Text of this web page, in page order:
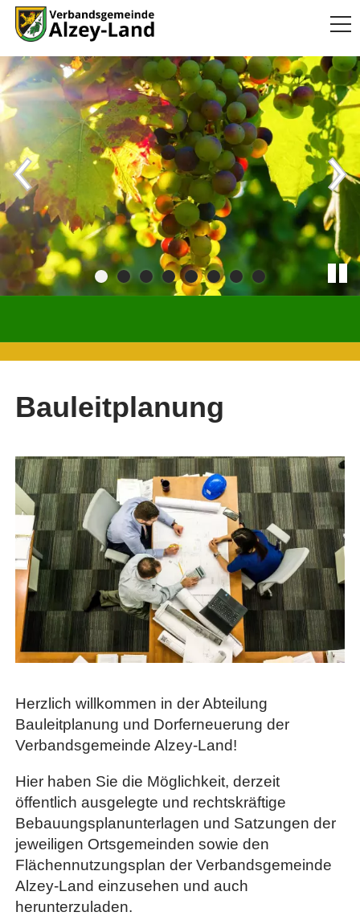
Bauleitplanung
Herzlich willkommen in der Abteilung
Bauleitplanung und Dorferneuerung der
Verbandsgemeinde Alzey-Land!
Hier haben Sie die Möglichkeit, derzeit
öffentlich ausgelegte und rechtskräftige
Bebauungsplanunterlagen und Satzungen der
jeweiligen Ortsgemeinden sowie den
Flächennutzungsplan der Verbandsgemeinde
Alzey-Land einzusehen und auch
herunterzuladen.